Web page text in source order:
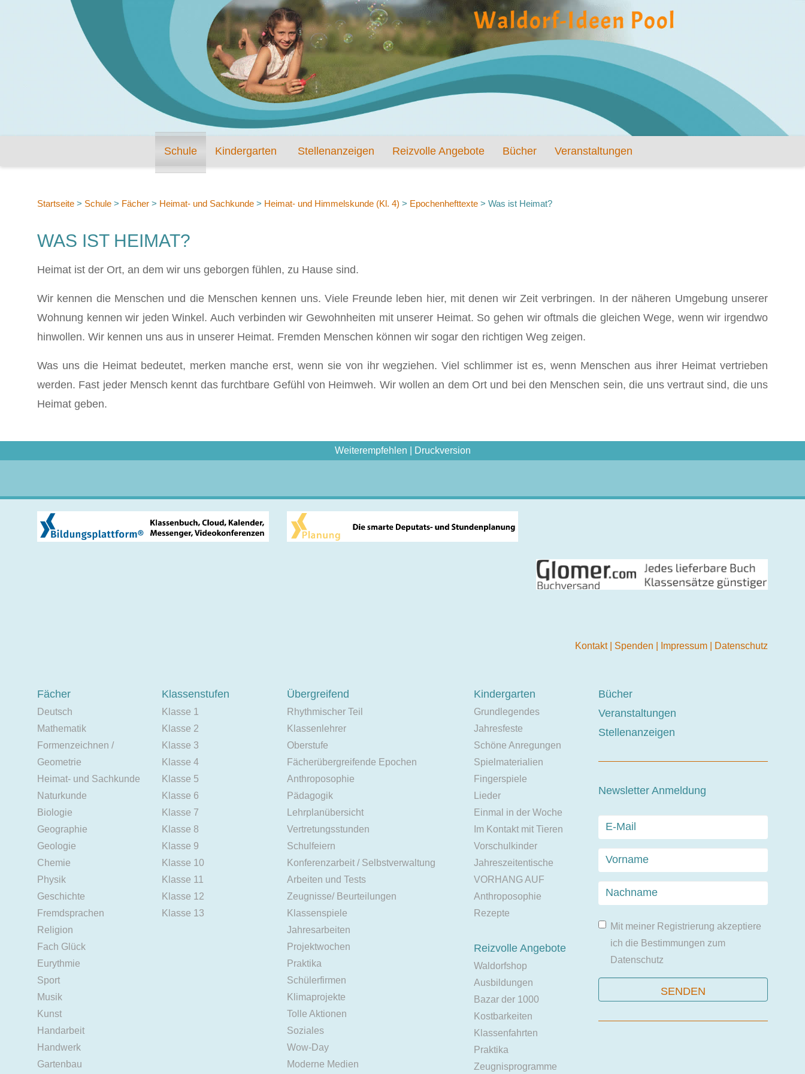
Schule Kindergarten Stellenanzeigen Reizvolle Angebote Bücher Veranstaltungen
Startseite > Schule > Fächer > Heimat- und Sachkunde > Heimat- und Himmelskunde (Kl. 4) > Epochenhefttexte > Was ist Heimat?
WAS IST HEIMAT?
Heimat ist der Ort, an dem wir uns geborgen fühlen, zu Hause sind.
Wir kennen die Menschen und die Menschen kennen uns. Viele Freunde leben hier, mit denen wir Zeit verbringen. In der näheren Umgebung unserer
Wohnung kennen wir jeden Winkel. Auch verbinden wir Gewohnheiten mit unserer Heimat. So gehen wir oftmals die gleichen Wege, wenn wir irgendwo
hinwollen. Wir kennen uns aus in unserer Heimat. Fremden Menschen können wir sogar den richtigen Weg zeigen.
Was uns die Heimat bedeutet, merken manche erst, wenn sie von ihr wegziehen. Viel schlimmer ist es, wenn Menschen aus ihrer Heimat vertrieben
werden. Fast jeder Mensch kennt das furchtbare Gefühl von Heimweh. Wir wollen an dem Ort und bei den Menschen sein, die uns vertraut sind, die uns
Heimat geben.
Weiterempfehlen Druckversion
Kontakt Spenden Impressum Datenschutz
Fächer
Deutsch
Mathematik
Formenzeichnen /
Geometrie
Heimat- und Sachkunde
Naturkunde
Biologie
Geographie
Geologie
Chemie
Physik
Geschichte
Fremdsprachen
Religion
Fach Glück
Eurythmie
Sport
Musik
Kunst
Handarbeit
Handwerk
Gartenbau
Klassenstufen
Klasse 1
Klasse 2
Klasse 3
Klasse 4
Klasse 5
Klasse 6
Klasse 7
Klasse 8
Klasse 9
Klasse 10
Klasse 11
Klasse 12
Klasse 13
Übergreifend
Rhythmischer Teil
Klassenlehrer
Oberstufe
Fächerübergreifende Epochen
Anthroposophie
Pädagogik
Lehrplanübersicht
Vertretungsstunden
Schulfeiern
Konferenzarbeit / Selbstverwaltung
Arbeiten und Tests
Zeugnisse/ Beurteilungen
Klassenspiele
Jahresarbeiten
Projektwochen
Praktika
Schülerfirmen
Klimaprojekte
Tolle Aktionen
Soziales
Wow-Day
Moderne Medien
Kindergarten
Grundlegendes
Jahresfeste
Schöne Anregungen
Spielmaterialien
Fingerspiele
Lieder
Einmal in der Woche
Im Kontakt mit Tieren
Vorschulkinder
Jahreszeitentische
VORHANG AUF
Anthroposophie
Rezepte
Reizvolle Angebote
Waldorfshop
Ausbildungen
Bazar der 1000
Kostbarkeiten
Klassenfahrten
Praktika
Zeugnisprogramme
Bücher
Veranstaltungen
Stellenanzeigen
Newsletter Anmeldung
Mit meiner Registrierung akzeptiere
ich die Bestimmungen zum
Datenschutz